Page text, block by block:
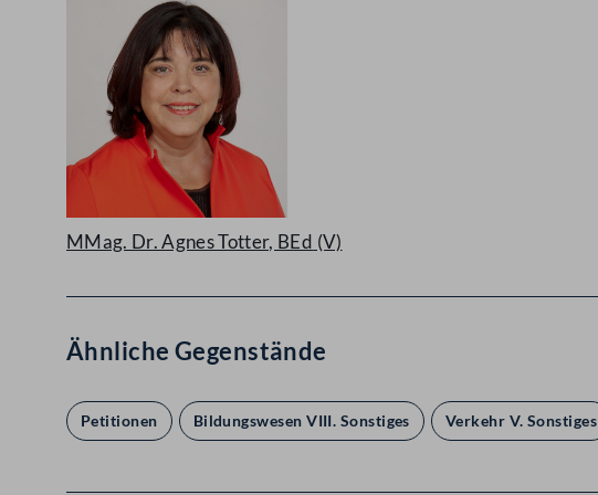
MMag. Dr. Agnes Totter, BEd (V)
Ähnliche Gegenstände
Petitionen Bildungswesen VIII. Sonstiges Verkehr V. Sonstiges